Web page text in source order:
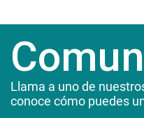
Llama a uno de
conoce cómo puedes